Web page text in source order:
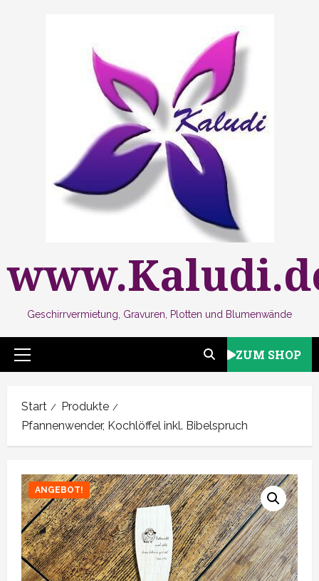
Geschirrvermietung, Gravuren, Plotten und Blumenwände
Primäres
ZUM SHOP
Start
Produkte
Pfannenwender, Kochlöffel inkl. Bibelspruch
ANGEBOT!